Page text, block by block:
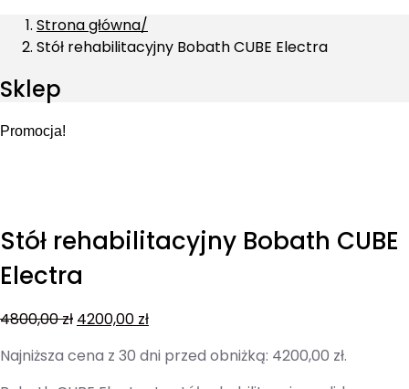
Strona główna
Stół rehabilitacyjny Bobath CUBE Electra
Sklep
Promocja!
Stół rehabilitacyjny Bobath CUBE
Electra
4800,00zł 4200,00 zł
Najniższa cena z 30 dni przed obniżką: 4200,00 zł.